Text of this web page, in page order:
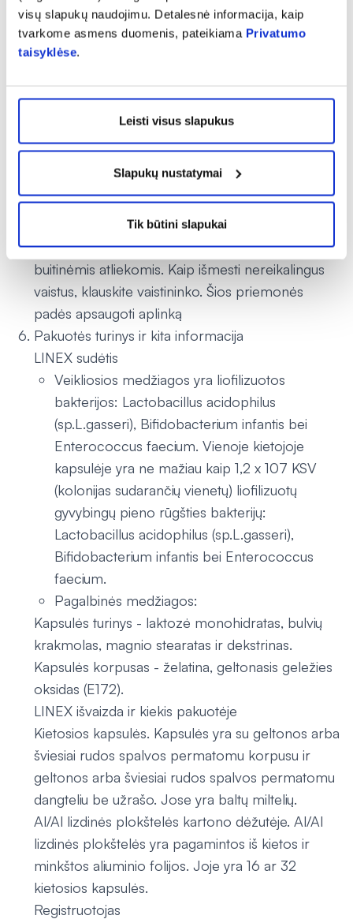
visų slapukų naudojimu. Detalesnė informacija, kaip
tvarkome asmens duomenis, pateikiama Privatumo
taisyklėse.
Leisti visus slapukus
Slapukų nustatymai
Tik būtini slapukai
mums padėti gauti daugiau informacijos apie šio
vaisto saugumą.
Kaip laikyti LINEX
Ant dėžutės po „EXP“ ir lizdinės plokštelės
paskutinės nurodyto mėnesio dienos.
Laikyti ne aukštesnėje kaip 25 C temperatūroje.
Laikyti gamintojo pakuotėje.
Vaistų negalima išmesti į kanalizaciją arba su
buitinėmis atliekomis. Kaip išmesti nereikalingus
vaistus, klauskite vaistininko. Šios priemonės
padės apsaugoti aplinką
Pakuotės turinys ir kita informacija
LINEX sudėtis
Veikliosios medžiagos yra liofilizuotos
bakterijos: Lactobacillus acidophilus
(sp.L.gasseri), Bifidobacterium infantis bei
Enterococcus faecium. Vienoje kietojoje
kapsulėje yra ne mažiau kaip 1,2 x 107 KSV
(kolonijas sudarančių vienetų) liofilizuotų
gyvybingų pieno rūgšties bakterijų:
Lactobacillus acidophilus (sp.L.gasseri),
Bifidobacterium infantis bei Enterococcus
faecium.
Pagalbinės medžiagos:
Kapsulės turinys - laktozė monohidratas, bulvių
krakmolas, magnio stearatas ir dekstrinas.
Kapsulės korpusas - želatina, geltonasis geležies
oksidas (E172).
LINEX išvaizda ir kiekis pakuotėje
Kietosios kapsulės. Kapsulės yra su geltonos arba
šviesiai rudos spalvos permatomu korpusu ir
geltonos arba šviesiai rudos spalvos permatomu
dangteliu be užrašo. Jose yra baltų miltelių.
Al/Al lizdinės plokštelės kartono dėžutėje. Al/Al
lizdinės plokštelės yra pagamintos iš kietos ir
minkštos aliuminio folijos. Joje yra 16 ar 32
kietosios kapsulės.
Registruotojas